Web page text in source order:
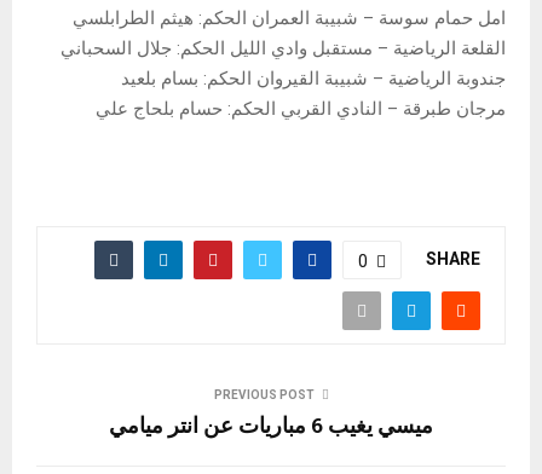
امل حمام سوسة – شبيبة العمران الحكم: هيثم الطرابلسي
القلعة الرياضية – مستقبل وادي الليل الحكم: جلال السحباني
جندوبة الرياضية – شبيبة القيروان الحكم: بسام بلعيد
مرجان طبرقة – النادي القربي الحكم: حسام بلحاج علي
SHARE
0
PREVIOUS POST
ميسي يغيب 6 مباريات عن انتر ميامي